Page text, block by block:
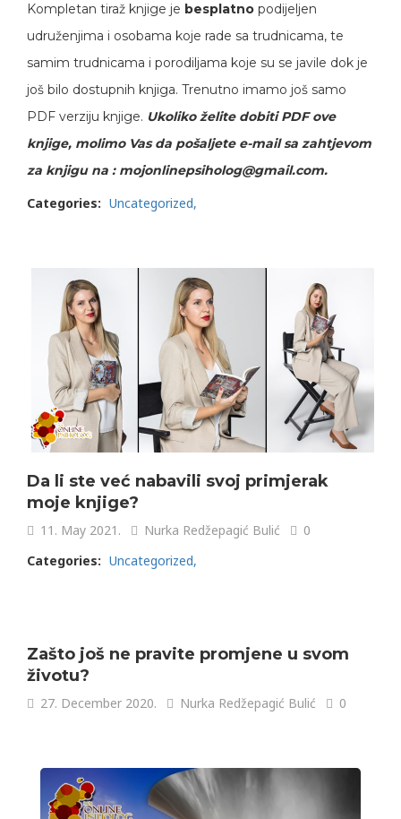
Kompletan tiraž knjige je besplatno podijeljen
udruženjima i osobama koje rade sa trudnicama, te
samim trudnicama i porodiljama koje su se javile dok je
još bilo dostupnih knjiga. Trenutno imamo još samo
PDF verziju knjige. Ukoliko želite dobiti PDF ove
knjige, molimo Vas da pošaljete e-mail sa zahtjevom
za knjigu na : mojonlinepsiholog@gmail.com.
Categories: Uncategorized
Da li ste već nabavili svoj primjerak
moje knjige?
11. May 2021. Nurka Redžepagić Bulić
0
Categories: Uncategorized
Zašto još ne pravite promjene u svom
životu?
27. December 2020. Nurka Redžepagić Bulić 0